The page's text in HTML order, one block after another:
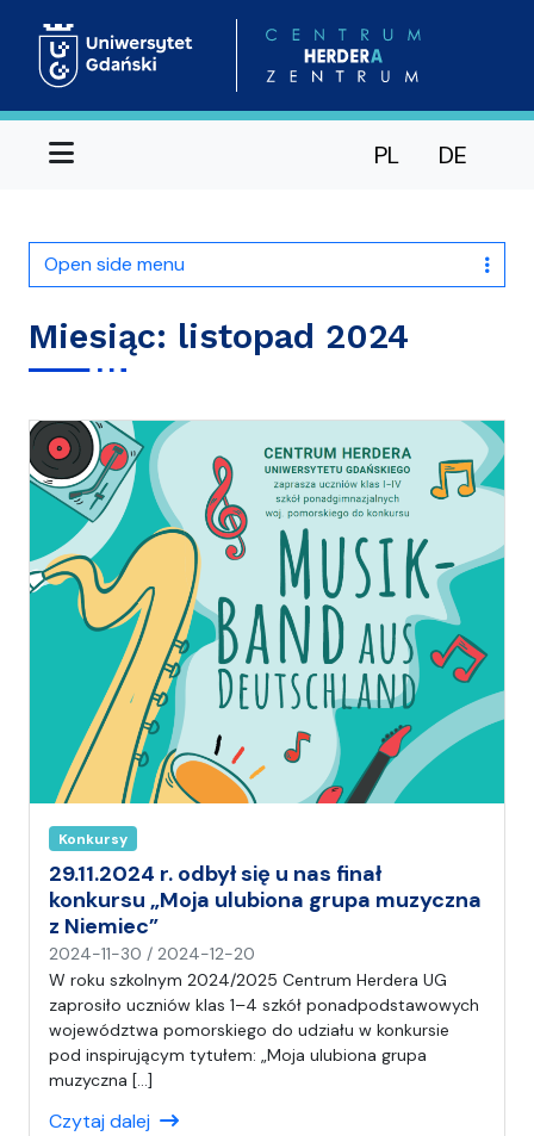
Menu PL DE
Open side menu
Miesiąc: listopad 2024
Konkursy
29.11.2024 r. odbył się u nas finał
konkursu „Moja ulubiona grupa muzyczna
z Niemiec”
2024-11-30 / 2024-12-20
a
p
i
W roku szkolnym 2024/2025 Centrum Herdera UG
zaprosiło uczniów klas 1–4 szkół ponadpodstawowych
województwa pomorskiego do udziału w konkursie
pod inspirującym tytułem: „Moja ulubiona grupa
muzyczna […]
Czytaj dalej